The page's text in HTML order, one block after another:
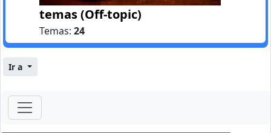
temas (Off-topic)
Temas: 24
Ir a